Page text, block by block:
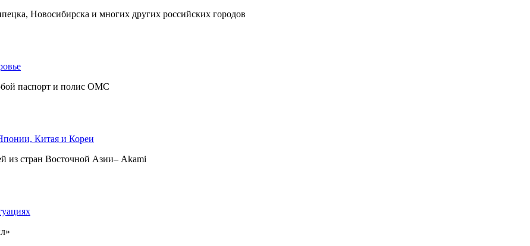
Новосибирска и многих других российских городов
паспорт и полис ОМС
Китая и Кореи
из стран Восточной Азии– Akami